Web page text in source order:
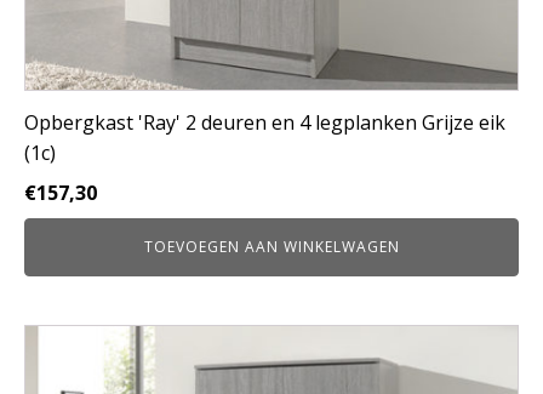
Opbergkast 'Ray' 2 deuren en 4 legplanken Grijze eik
(1c)
€157,30
TOEVOEGEN AAN WINKELWAGEN